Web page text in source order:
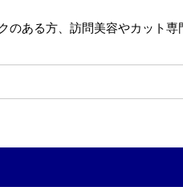
のある方、訪問美容やカット